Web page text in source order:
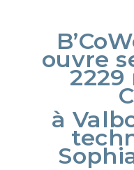
ouvre
2229
à